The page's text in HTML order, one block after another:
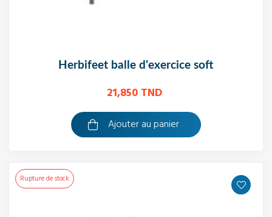
herbifeet balle d'exercice soft
21,850 TND
Ajouter au panier
Rupture de stock